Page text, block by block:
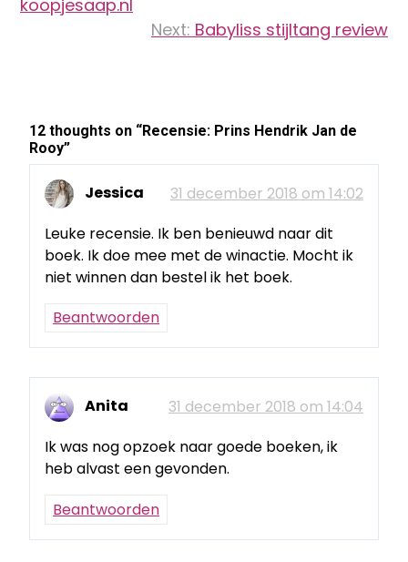
koopjesaap.nl
Next: Babyliss stijltang review
12 thoughts on “Recensie: Prins Hendrik Jan de
Rooy”
Jessica
31 december 2018 om 14:02
Leuke recensie. Ik ben benieuwd naar dit
boek. Ik doe mee met de winactie. Mocht ik
niet winnen dan bestel ik het boek.
Beantwoorden
Anita
31 december 2018 om 14:04
Ik was nog opzoek naar goede boeken, ik
heb alvast een gevonden.
Beantwoorden